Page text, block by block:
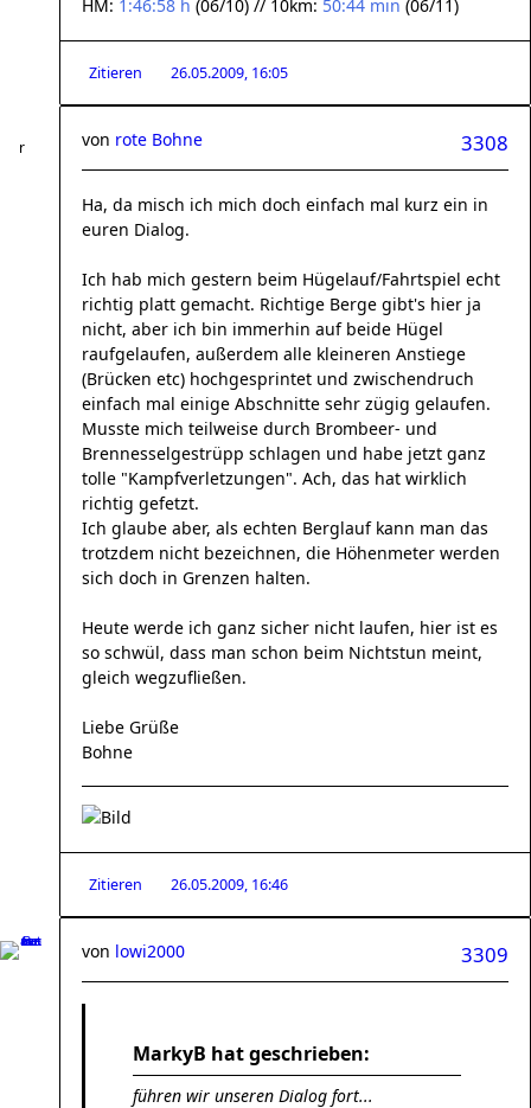
HM: 1:46:58 h (06/10) // 10km: 50:44 min (06/11)
Zitieren 26.05.2009, 16:05
3308
von rote Bohne
Ha, da misch ich mich doch einfach mal kurz ein in
euren Dialog.
Ich hab mich gestern beim Hügelauf/Fahrtspiel echt
richtig platt gemacht. Richtige Berge gibt's hier ja
nicht, aber ich bin immerhin auf beide Hügel
raufgelaufen, außerdem alle kleineren Anstiege
(Brücken etc) hochgesprintet und zwischendruch
einfach mal einige Abschnitte sehr zügig gelaufen.
Musste mich teilweise durch Brombeer- und
Brennesselgestrüpp schlagen und habe jetzt ganz
tolle "Kampfverletzungen". Ach, das hat wirklich
richtig gefetzt.
Ich glaube aber, als echten Berglauf kann man das
trotzdem nicht bezeichnen, die Höhenmeter werden
sich doch in Grenzen halten.
Heute werde ich ganz sicher nicht laufen, hier ist es
so schwül, dass man schon beim Nichtstun meint,
gleich wegzufließen.
Liebe Grüße
Bohne
Zitieren 26.05.2009, 16:46
3309
von lowi2000
MarkyB hat geschrieben:
führen wir unseren Dialog fort...